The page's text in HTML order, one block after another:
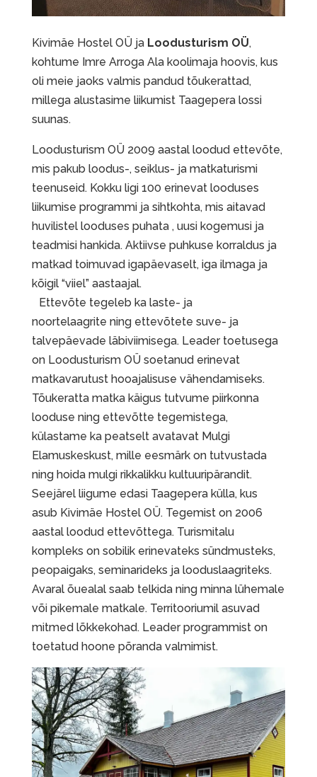
Kivimäe Hostel OÜ ja Loodusturism OÜ,
kohtume Imre Arroga Ala koolimaja hoovis, kus
oli meie jaoks valmis pandud tõukerattad,
millega alustasime liikumist Taagepera lossi
suunas.
Loodusturism OÜ 2009 aastal loodud ettevõte,
mis pakub loodus-, seiklus- ja matkaturismi
teenuseid. Kokku ligi 100 erinevat looduses
liikumise programmi ja sihtkohta, mis aitavad
huvilistel looduses puhata , uusi kogemusi ja
teadmisi hankida. Aktiivse puhkuse korraldus ja
matkad toimuvad igapäevaselt, iga ilmaga ja
kõigil “viiel” aastaajal.
Ettevõte tegeleb ka laste- ja
noortelaagrite ning ettevõtete suve- ja
talvepäevade läbiviimisega. Leader toetusega
on Loodusturism OÜ soetanud erinevat
matkavarutust hooajalisuse vähendamiseks.
Tõukeratta matka käigus tutvume piirkonna
looduse ning ettevõtte tegemistega,
külastame ka peatselt avatavat Mulgi
Elamuskeskust, mille eesmärk on tutvustada
ning hoida mulgi rikkalikku kultuuripärandit.
Seejärel liigume edasi Taagepera külla, kus
asub Kivimäe Hostel OÜ. Tegemist on 2006
aastal loodud ettevõttega. Turismitalu
kompleks on sobilik erinevateks sündmusteks,
peopaigaks, seminarideks ja looduslaagriteks.
Avaral õuealal saab telkida ning minna lühemale
või pikemale matkale. Territooriumil asuvad
mitmed lõkkekohad. Leader programmist on
toetatud hoone põranda valmimist.